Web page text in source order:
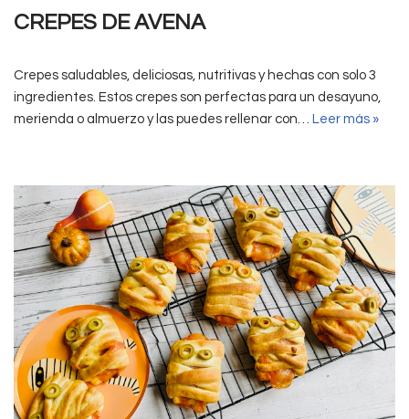
CREPES DE AVENA
Crepes saludables, deliciosas, nutritivas y hechas con solo 3
ingredientes. Estos crepes son perfectas para un desayuno,
merienda o almuerzo y las puedes rellenar con… Leer más »